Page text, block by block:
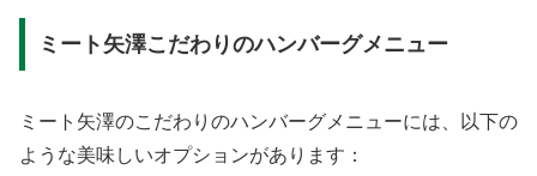
ミート矢澤こだわりのハンバーグメニュー
ミート矢澤のこだわりのハンバーグメニューには、以下の
ような美味しいオプションがあります：